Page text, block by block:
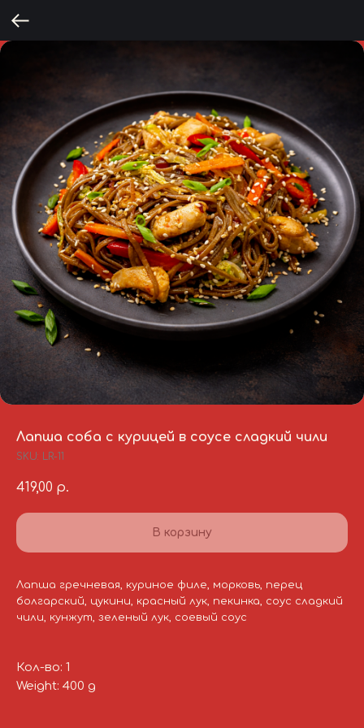
Лапша соба с курицей в соусе сладкий чили
SKU: LR-11
419,00 р.
В корзину
Лапша гречневая, куриное филе, морковь, перец
болгарский, цукини, красный лук, пекинка, соус сладкий
чили, кунжут, зеленый лук, соевый соус
Кол-во: 1
Weight: 400 g